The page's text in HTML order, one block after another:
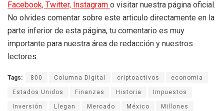
Facebook, Twitter, Instagram o visitar nuestra página oficial.
No olvides comentar sobre este articulo directamente en la
parte inferior de esta página, tu comentario es muy
importante para nuestra área de redacción y nuestros
lectores.
Tags: 800 Columna Digital criptoactivos economia
Estados Unidos Finanzas Historia Impuestos
Inversión Llegan Mercado México Millones